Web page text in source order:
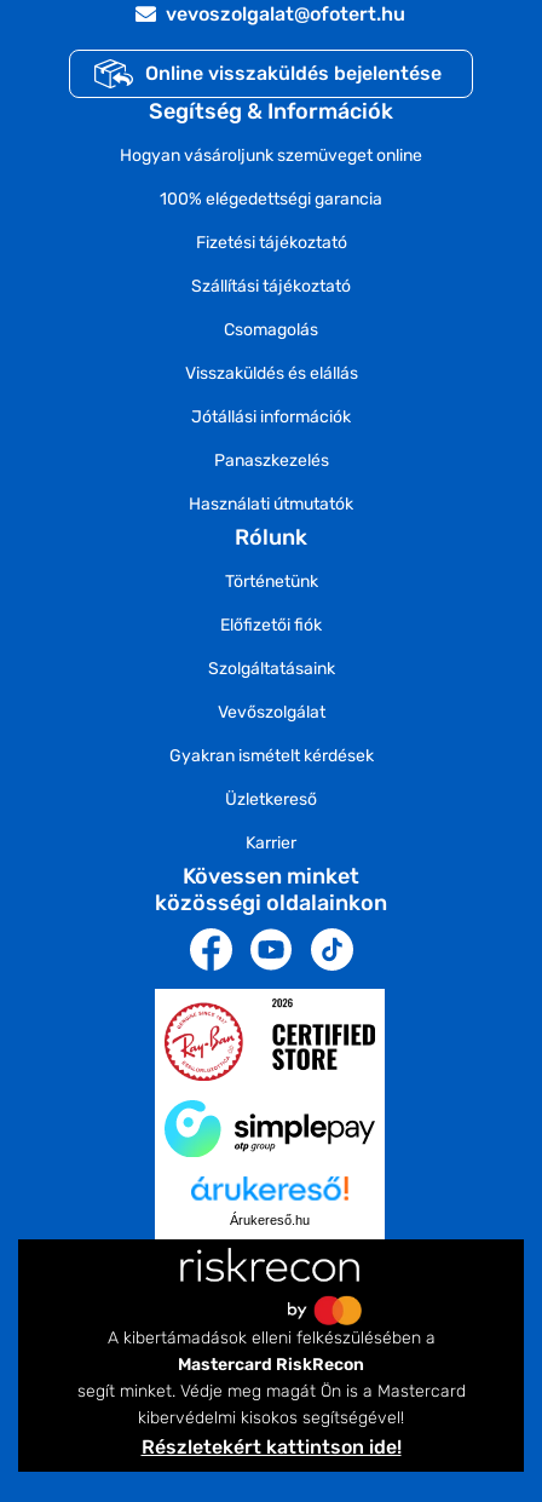
vevoszolgalat@ofotert.hu
Online visszaküldés bejelentése
Segítség & Információk
Hogyan vásároljunk szemüveget online
100% elégedettségi garancia
Fizetési tájékoztató
Szállítási tájékoztató
Csomagolás
Visszaküldés és elállás
Jótállási információk
Panaszkezelés
Használati útmutatók
Rólunk
Történetünk
Előfizetői fiók
Szolgáltatásaink
Vevőszolgálat
Gyakran ismételt kérdések
Üzletkereső
Karrier
Kövessen minket
közösségi oldalainkon
Árukereső.hu
A kibertámadások elleni felkészülésében a
Mastercard RiskRecon
segít minket. Védje meg magát Ön is a Mastercard
kibervédelmi kisokos segítségével!
Részletekért kattintson ide!